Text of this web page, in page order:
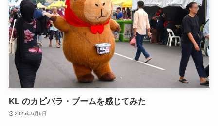
KL のカピバラ・ブームを感じてみた
2025年6月6日